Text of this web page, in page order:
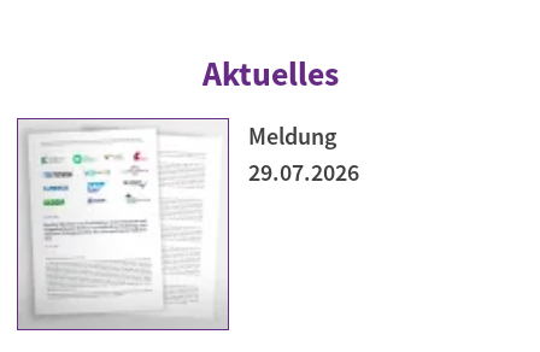
Aktuelles
Meldung
29.07.2026